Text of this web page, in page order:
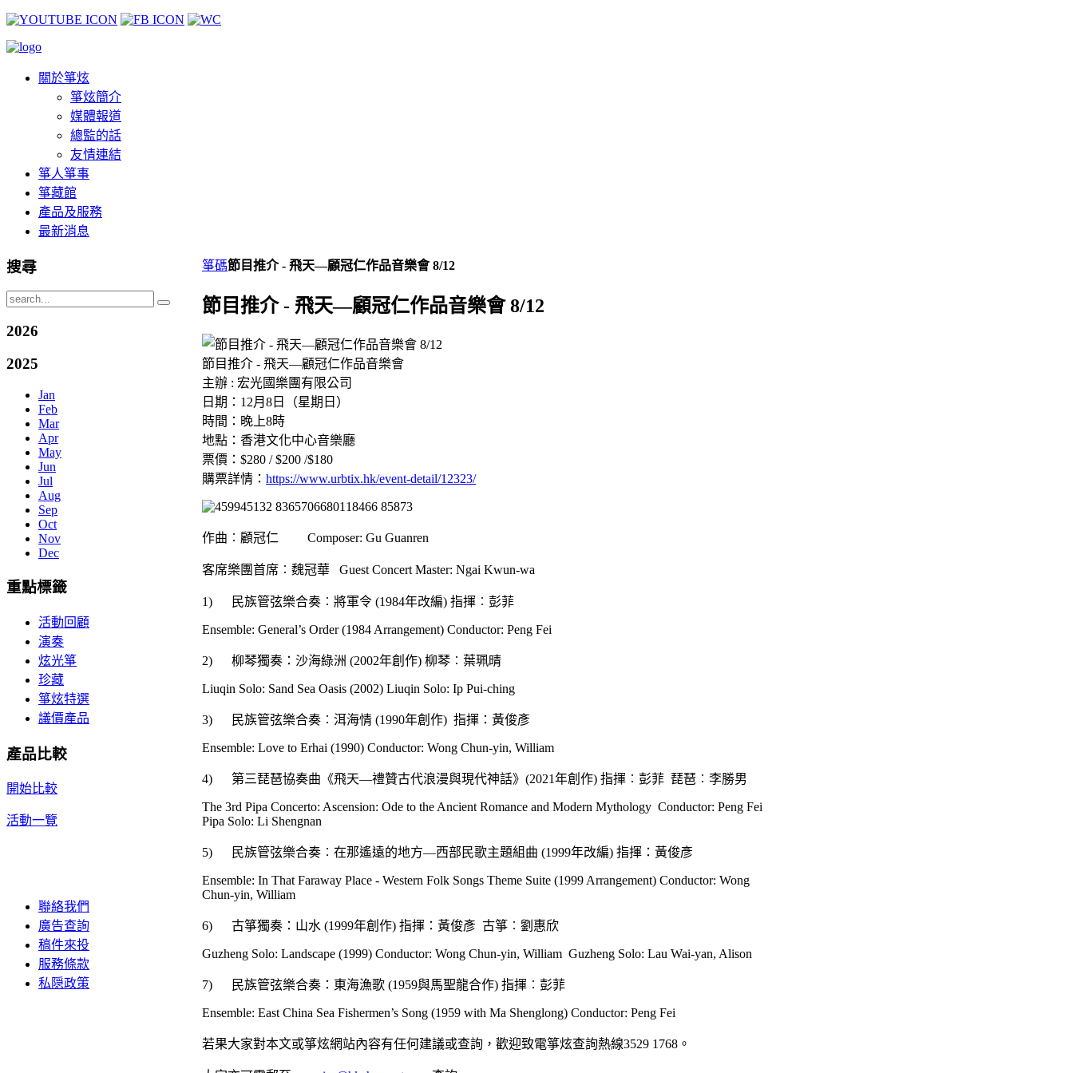
關於箏炫
箏炫簡介
媒體報道
總監的話
友情連結
箏人箏事
箏藏館
產品及服務
最新消息
箏碼節目推介 - 飛天—顧冠仁作品音樂會 8/12
節目推介 - 飛天—顧冠仁作品音樂會 8/12
節目推介 - 飛天—顧冠仁作品音樂會
主辦 : 宏光國樂團有限公司
日期：12月8日（星期日）
時間：晚上8時
地點：香港文化中心音樂廳
票價：$280 / $200 /$180
購票詳情： https://www.urbtix.hk/event-detail/12323/
作曲︰顧冠仁 Composer: Gu Guanren
客席樂團首席︰魏冠華 Guest Concert Master: Ngai Kwun-wa
1) 民族管弦樂合奏︰將軍令 (1984年改編) 指揮︰彭菲
Ensemble: General’s Order (1984 Arrangement) Conductor: Peng Fei
2) 柳琴獨奏：沙海綠洲 (2002年創作) 柳琴︰葉珮晴
Liuqin Solo: Sand Sea Oasis (2002) Liuqin Solo: Ip Pui-ching
3) 民族管弦樂合奏︰洱海情 (1990年創作) 指揮：黃俊彥
Ensemble: Love to Erhai (1990) Conductor: Wong Chun-yin, William
4) 第三琵琶協奏曲《飛天—禮贊古代浪漫與現代神話》(2021年創作) 指揮︰彭菲 琵琶︰李勝男
The 3rd Pipa Concerto: Ascension: Ode to the Ancient Romance and Modern Mythology Conductor: Peng Fei
Pipa Solo: Li Shengnan
5) 民族管弦樂合奏︰在那遙遠的地方—西部民歌主題組曲 (1999年改編) 指揮：黃俊彥
Ensemble: In That Faraway Place - Western Folk Songs Theme Suite (1999 Arrangement) Conductor: Wong
Chun-yin, William
6) 古箏獨奏：山水 (1999年創作) 指揮：黃俊彥 古箏︰劉惠欣
Guzheng Solo: Landscape (1999) Conductor: Wong Chun-yin, William Guzheng Solo: Lau Wai-yan, Alison
7) 民族管弦樂合奏：東海漁歌 (1959與馬聖龍合作) 指揮︰彭菲
Ensemble: East China Sea Fishermen’s Song (1959 with Ma Shenglong) Conductor: Peng Fei
若果大家對本文或箏炫網站內容有任何建議或查詢，歡迎致電箏炫查詢熱線3529 1768。
搜尋
2026
2025
Jan
Feb
Mar
Apr
May
Jun
Jul
Aug
Sep
Oct
Nov
Dec
重點標籤
活動回顧
演奏
炫光箏
珍藏
箏炫特選
議價產品
產品比較
開始比較
活動一覽
聯絡我們
廣告查詢
稿件來投
服務條款
私隠政策